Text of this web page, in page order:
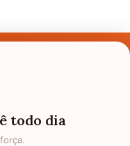
todo dia